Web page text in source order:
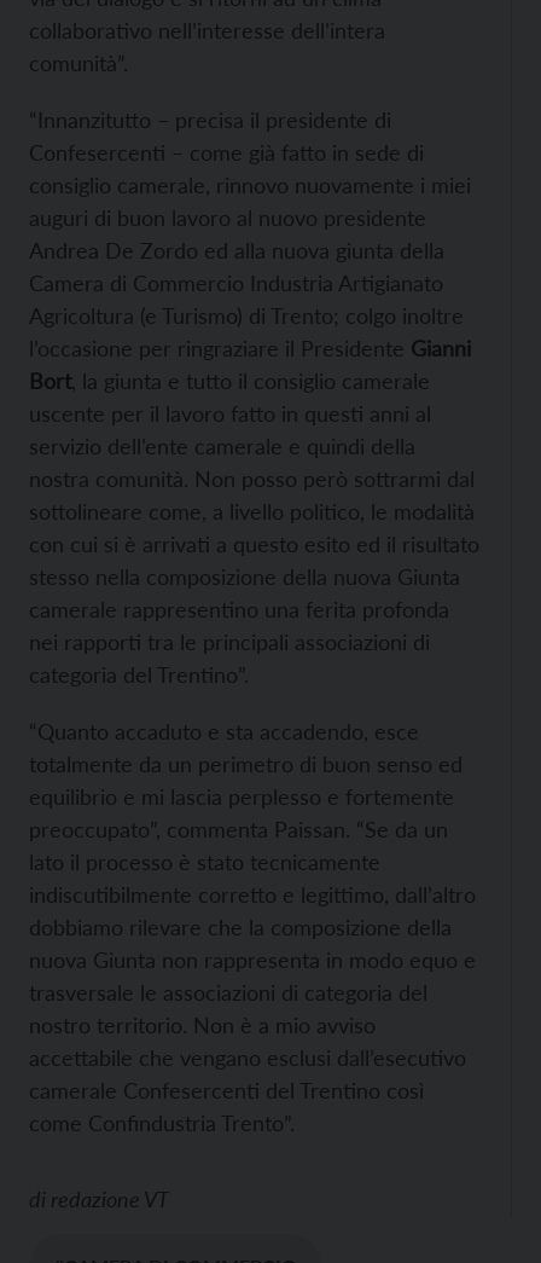
collaborativo nell’interesse dell’intera
comunità”.
“Innanzitutto – precisa il presidente di
Confesercenti – come già fatto in sede di
consiglio camerale, rinnovo nuovamente i miei
auguri di buon lavoro al nuovo presidente
Andrea De Zordo ed alla nuova giunta della
Camera di Commercio Industria Artigianato
Agricoltura (e Turismo) di Trento; colgo inoltre
l’occasione per ringraziare il Presidente Gianni
Bort, la giunta e tutto il consiglio camerale
uscente per il lavoro fatto in questi anni al
servizio dell’ente camerale e quindi della
nostra comunità. Non posso però sottrarmi dal
sottolineare come, a livello politico, le modalità
con cui si è arrivati a questo esito ed il risultato
stesso nella composizione della nuova Giunta
camerale rappresentino una ferita profonda
nei rapporti tra le principali associazioni di
categoria del Trentino”.
“Quanto accaduto e sta accadendo, esce
totalmente da un perimetro di buon senso ed
equilibrio e mi lascia perplesso e fortemente
preoccupato”, commenta Paissan. “Se da un
lato il processo è stato tecnicamente
indiscutibilmente corretto e legittimo, dall’altro
dobbiamo rilevare che la composizione della
nuova Giunta non rappresenta in modo equo e
trasversale le associazioni di categoria del
nostro territorio. Non è a mio avviso
accettabile che vengano esclusi dall’esecutivo
camerale Confesercenti del Trentino così
come Confindustria Trento”.
di redazione VT